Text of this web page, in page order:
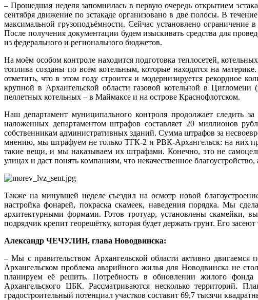
– Прошедшая неделя запомнилась в первую очередь открытием
сентября движение по эстакаде организовано в две полосы. В
максимальной грузоподъёмности. Сейчас установлено
После получения документации будем изыскивать средства для
из федерального и регионального бюджетов.
На моём особом контроле находится подготовка теплосетей,
топлива созданы по всем котельным, которые находятся на
отметить, что в этом году строится и модернизируется рекордное
крупной в Архангельской области газовой котельной в Цигломени
пеллетных котельных – в Маймаксе и на острове Краснофлотском.
Наш департамент муниципального контроля продолжает следить
наложенных департаментом штрафов составляет 20 миллионов
собственникам административных зданий. Сумма штрафов за
мнению, мы штрафуем не только ТГК‑2 и РВК-Архангельск: на них
такие вещи, и мы наказываем их штрафами. Конечно, это не
улицах и даст понять компаниям, что некачественное
Также на минувшей неделе съездил на осмотр новой
настройка фонарей, покраска скамеек, наведения порядка. Мы
архитектурными формами. Готов тротуар, установлены скамейки,
подрядчик крепит георешётку, которая будет держать грунт. Его
Александр ЧЕЧУЛИН, глава Новодвинска:
– Мы с правительством Архангельской области активно
Архангельском проблема аварийного жилья для Новодвинска не
планируем её решить. Потребность в обновлении жилого фонда
Архангельского ЦБК. Рассматриваются несколько территорий.
градостроительный потенциал участков составит 69,7 тысячи